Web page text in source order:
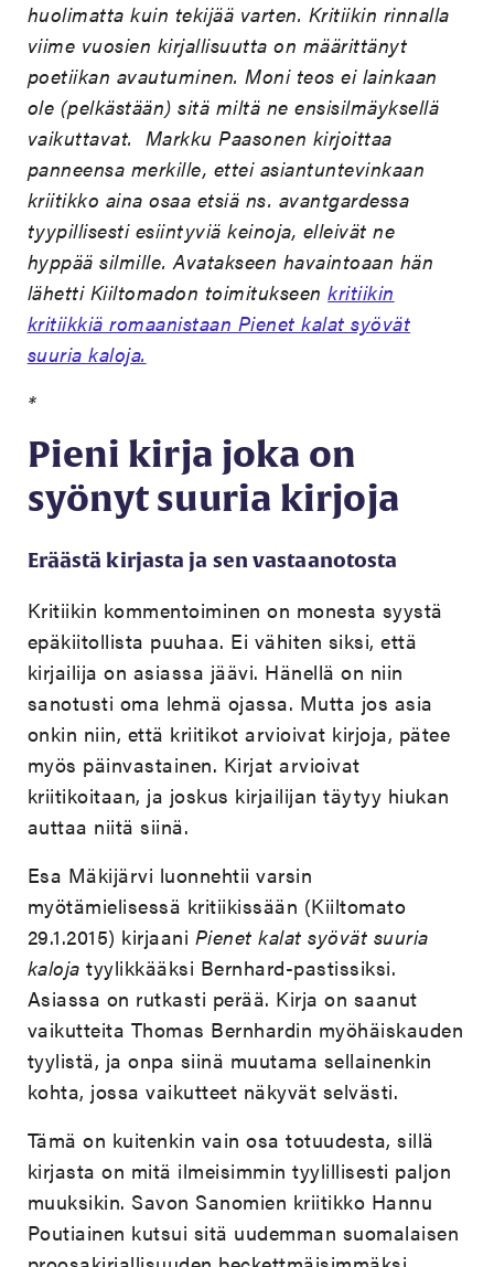
huolimatta kuin tekijää varten. Kritiikin rinnalla
viime vuosien kirjallisuutta on määrittänyt
poetiikan avautuminen. Moni teos ei lainkaan
ole (pelkästään) sitä miltä ne ensisilmäyksellä
vaikuttavat. Markku Paasonen kirjoittaa
panneensa merkille, ettei asiantuntevinkaan
kriitikko aina osaa etsiä ns. avantgardessa
tyypillisesti esiintyviä keinoja, elleivät ne
hyppää silmille. Avatakseen havaintoaan hän
lähetti Kiiltomadon toimitukseenkritiikin
kritiikkiä romaanistaan Pienet kalat syövät
suuria kaloja.
*
Pieni kirja joka on
syönyt suuria kirjoja
Eräästä kirjasta ja sen vastaanotosta
Kritiikin kommentoiminen on monesta syystä
epäkiitollista puuhaa. Ei vähiten siksi, että
kirjailija on asiassa jäävi. Hänellä on niin
sanotusti oma lehmä ojassa. Mutta jos asia
onkin niin, että kriitikot arvioivat kirjoja, pätee
myös päinvastainen. Kirjat arvioivat
kriitikoitaan, ja joskus kirjailijan täytyy hiukan
auttaa niitä siinä.
Esa Mäkijärvi luonnehtii varsin
myötämielisessä kritiikissään (Kiiltomato
29.1.2015) kirjaani Pienet kalat syövät suuria
kaloja tyylikkääksi Bernhard-pastissiksi.
Asiassa on rutkasti perää. Kirja on saanut
vaikutteita Thomas Bernhardin myöhäiskauden
tyylistä, ja onpa siinä muutama sellainenkin
kohta, jossa vaikutteet näkyvät selvästi.
Tämä on kuitenkin vain osa totuudesta, sillä
kirjasta on mitä ilmeisimmin tyylillisesti paljon
muuksikin. Savon Sanomien kriitikko Hannu
Poutiainen kutsui sitä uudemman suomalaisen